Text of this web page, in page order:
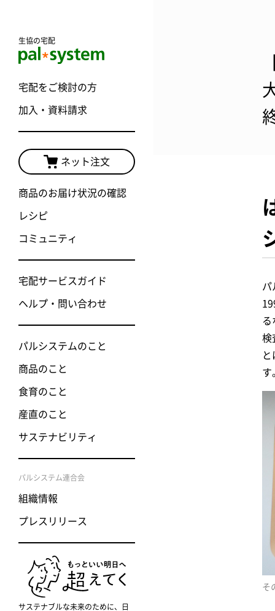
生協の宅配
宅配をご検討の方
加入・資料請求
ネット注文
商品のお届け状況の確認
レシピ
コミュニティ
宅配サービスガイド
ヘルプ・問い合わせ
パルシステムのこと
商品のこと
食育のこと
産直のこと
サステナビリティ
パルシステム連合会
組織情報
プレスリリース
サステナブルな未来のために、日
パ
る
検
す
そ